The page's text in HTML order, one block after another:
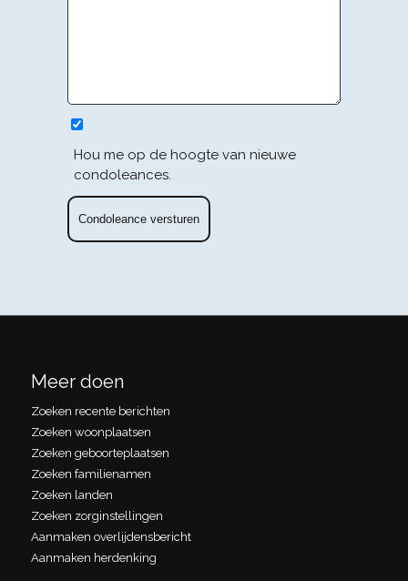
Hou me op de hoogte van nieuwe
condoleances.
Meer doen
Zoeken recente berichten
Zoeken woonplaatsen
Zoeken geboorteplaatsen
Zoeken familienamen
Zoeken landen
Zoeken zorginstellingen
Aanmaken overlijdensbericht
Aanmaken herdenking